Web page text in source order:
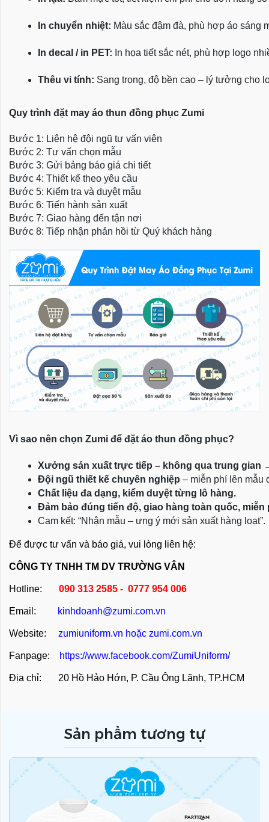
In chuyển nhiệt: Màu sắc đậm đà, phù hợp áo sáng
In decal / in PET: In họa tiết sắc nét, phù hợp logo
Thêu vi tính: Sang trọng, độ bền cao – lý tưởng cho
Quy trình đặt may áo thun đồng phục Zumi
Bước 1: Liên hệ đội ngũ tư vấn viên
Bước 2: Tư vấn chọn mẫu
Bước 3: Gửi bảng báo giá chi tiết
Bước 4: Thiết kế theo yêu cầu
Bước 5: Kiểm tra và duyệt mẫu
Bước 6: Tiến hành sản xuất
Bước 7: Giao hàng đến tận nơi
Bước 8: Tiếp nhận phản hồi từ Quý khách hàng
Vì sao nên chọn Zumi để đặt áo thun đồng phục?
Xưởng sản xuất trực tiếp – không qua trung gian
Đội ngũ thiết kế chuyên nghiệp – miễn phí lên mẫu
Chất liệu đa dạng, kiểm duyệt từng lô hàng.
Đảm bảo đúng tiến độ, giao hàng toàn quốc, miễn
Cam kết: “Nhận mẫu – ưng ý mới sản xuất hàng loạt”.
Để được tư vấn và báo giá, vui lòng liên hệ:
CÔNG TY TNHH TM DV TRƯỜNG VÂN
Hotline: 090 313 2585 - 0777 954 006
Email: kinhdoanh@zumi.com.vn
Website: zumiuniform.vn hoặc zumi.com.vn
Fanpage: https://www.facebook.com/ZumiUniform/
Địa chỉ: 20 Hồ Hảo Hớn, P. Cầu Ông Lãnh, TP.HCM
Sản phẩm tương tự